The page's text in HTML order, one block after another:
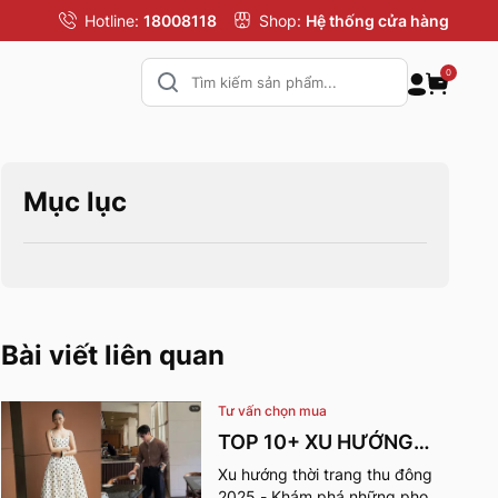
Hotline: 18008118 Shop: Hệ thống cửa hàng
0
Mục lục
Bài viết liên quan
Tư vấn chọn mua
TOP 10+ XU HƯỚNG
THỜI TRANG THU
Xu hướng thời trang thu đông